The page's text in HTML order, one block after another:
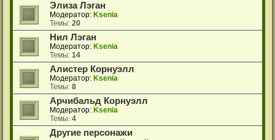
Элиза Лэган
Модератор: Ksenia
Темы: 20
Нил Лэган
Модератор: Ksenia
Темы: 14
Алистер Корнуэлл
Модератор: Ksenia
Темы: 8
Арчибальд Корнуэлл
Модератор: Ksenia
Темы: 4
Другие персонажи